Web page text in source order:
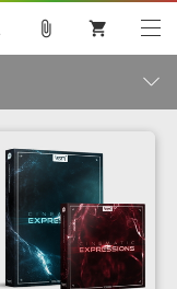
カ V4X
SPITFIRE AUDIO
ライセンスフリーBGM
し
DUBSTEP
ROUTER.FM
attach_file shopping_cart